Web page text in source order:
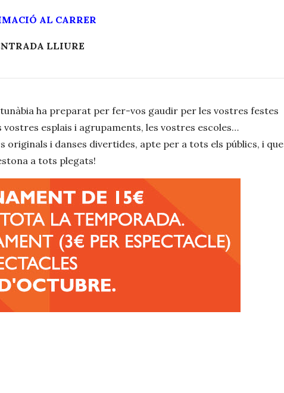
AL CARRER
LLIURE
ha preparat per fer-vos gaudir per les vostres festes
vostres esplais i agrupaments, les vostres escoles…
originals i danses divertides, apte per a tots els públics, i que
a tots plegats!